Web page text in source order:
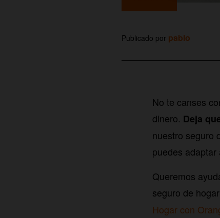
Publicado por pablo
No te canses
dinero. Deja
nuestro seguro
puedes adaptar
Queremos
seguro de hogar
Hogar con